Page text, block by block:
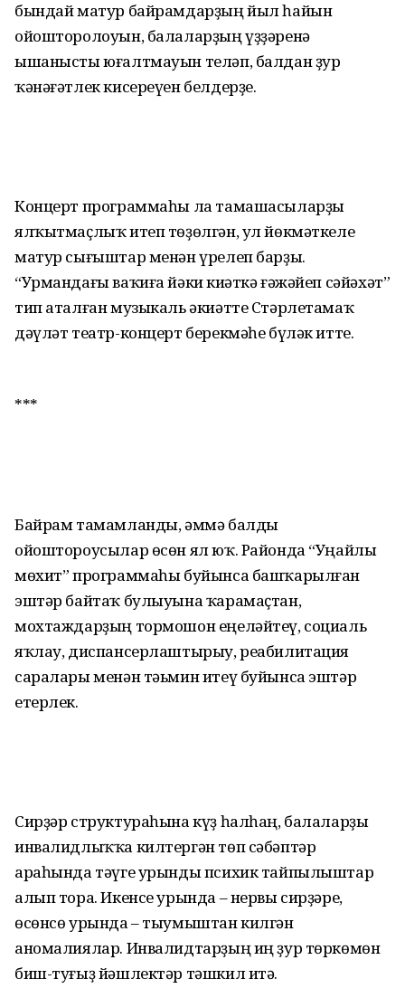
бындай матур байрам­дарҙың йыл һайын
ойошторолоуын, балаларҙың үҙҙәренә
ышанысты юғалтмауын теләп, балдан ҙур
ҡәнәғәтлек кисереүен белдерҙе.
Концерт программаһы ла тамашасыларҙы
ялҡытмаҫлыҡ итеп төҙөлгән, ул йөкмәткеле
матур сығыштар менән үрелеп барҙы.
“Урмандағы ваҡиға йәки Әкиәткә ғәжәйеп сәйәхәт”
тип аталған музыкаль әкиәтте Стәрлетамаҡ
дәүләт театр-концерт берекмәһе бүләк итте.
***
Байрам тамамланды, әммә балды
ойоштороусылар өсөн ял юҡ. Районда “Уңайлы
мөхит” програм­маһы буйынса башҡарылған
эштәр байтаҡ булыуына ҡарамаҫтан,
мохтаждарҙың тормошон еңеләй­теү, социаль
яҡлау, диспансерлаштырыу, реабилитация
саралары менән тәьмин итеү буйынса эштәр
етерлек.
Сирҙәр структураһына күҙ һалһаң, балаларҙы
инвалидлыҡҡа килтергән төп сәбәптәр
араһында тәүге урынды психик тайпылыштар
алып тора. Икенсе урында – нервы сирҙәре,
өсөнсө урында – тыумыштан килгән
аномалиялар. Инвалид­тарҙың иң ҙур төркөмөн
биш-туғыҙ йәшлектәр тәшкил итә.